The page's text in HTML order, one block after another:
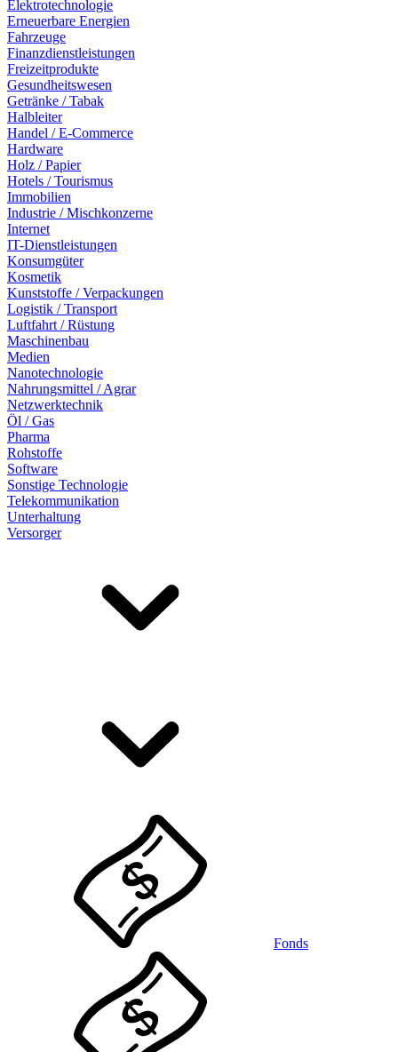
Elektrotechnologie
Erneuerbare Energien
Fahrzeuge
Finanzdienstleistungen
Freizeitprodukte
Gesundheitswesen
Getränke / Tabak
Halbleiter
Handel / E-Commerce
Hardware
Holz / Papier
Hotels / Tourismus
Immobilien
Industrie / Mischkonzerne
Internet
IT-Dienstleistungen
Konsumgüter
Kosmetik
Kunststoffe / Verpackungen
Logistik / Transport
Luftfahrt / Rüstung
Maschinenbau
Medien
Nanotechnologie
Nahrungsmittel / Agrar
Netzwerktechnik
Öl / Gas
Pharma
Rohstoffe
Software
Sonstige Technologie
Telekommunikation
Unterhaltung
Versorger
Fonds